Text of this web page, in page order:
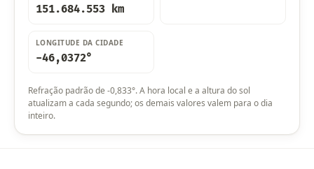
151.684.553 km
LONGITUDE DA CIDADE
-46,0372°
Refração padrão de -0,833°. A hora local e a altura do sol
atualizam a cada segundo; os demais valores valem para o dia
inteiro.